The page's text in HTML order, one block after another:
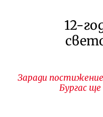
12-
Заради
Бургас